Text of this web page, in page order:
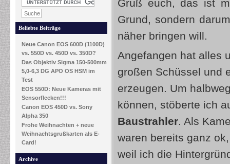
Beliebte Beiträge
Neue Canon EOS 600D (1100D)
vs. 550D vs. 450D vs. 350D?
Das Objektiv Sigma 150-500mm
5,0-6,3 DG APO OS HSM im
Test
EOS 550D: Neue Kameras mit
Sensorflecken!!!
Canon EOS 450D vs. Sony
Alpha 350
Frohe Weihnachten + neue
Weihnachtsgrußkarten als E-
Card!
Archive
Grüß euch, das ist
Grund, sondern
näher bringen will.
Angefangen hat alles
großen Schüssel und
erzeugen. Um
können, stöberte ich
Baustrahler. Als
waren bereits ganz
weil ich die